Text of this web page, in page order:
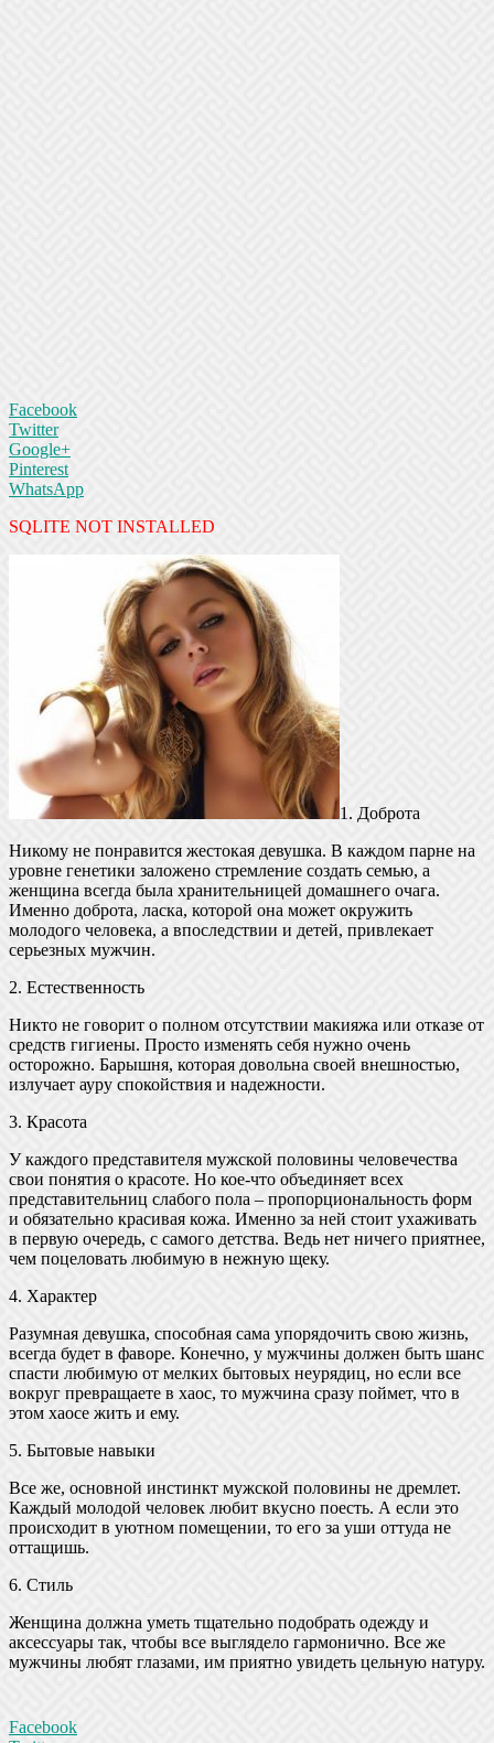
Facebook
Twitter
Google+
Pinterest
WhatsApp
SQLITE NOT INSTALLED
1. Доброта
Никому не понравится жестокая девушка. В каждом парне на
уровне генетики заложено стремление создать семью, а
женщина всегда была хранительницей домашнего очага.
Именно доброта, ласка, которой она может окружить
молодого человека, а впоследствии и детей, привлекает
серьезных мужчин.
2. Естественность
Никто не говорит о полном отсутствии макияжа или отказе от
средств гигиены. Просто изменять себя нужно очень
осторожно. Барышня, которая довольна своей внешностью,
излучает ауру спокойствия и надежности.
3. Красота
У каждого представителя мужской половины человечества
свои понятия о красоте. Но кое-что объединяет всех
представительниц слабого пола – пропорциональность форм
и обязательно красивая кожа. Именно за ней стоит ухаживать
в первую очередь, с самого детства. Ведь нет ничего приятнее,
чем поцеловать любимую в нежную щеку.
4. Характер
Разумная девушка, способная сама упорядочить свою жизнь,
всегда будет в фаворе. Конечно, у мужчины должен быть шанс
спасти любимую от мелких бытовых неурядиц, но если все
вокруг превращаете в хаос, то мужчина сразу поймет, что в
этом хаосе жить и ему.
5. Бытовые навыки
Все же, основной инстинкт мужской половины не дремлет.
Каждый молодой человек любит вкусно поесть. А если это
происходит в уютном помещении, то его за уши оттуда не
оттащишь.
6. Стиль
Женщина должна уметь тщательно подобрать одежду и
аксессуары так, чтобы все выглядело гармонично. Все же
мужчины любят глазами, им приятно увидеть цельную натуру.
Facebook